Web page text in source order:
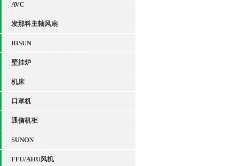
AVC
发那科主轴风扇
RISUN
壁挂炉
机床
口罩机
通信机柜
SUNON
FFU/AHU风机